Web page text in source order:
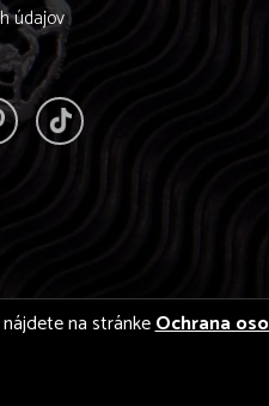
údajov
nájdete na stránkeOchrana